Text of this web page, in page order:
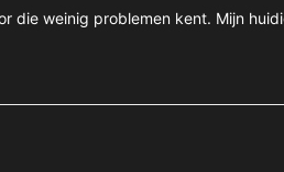
die weinig problemen kent. Mijn